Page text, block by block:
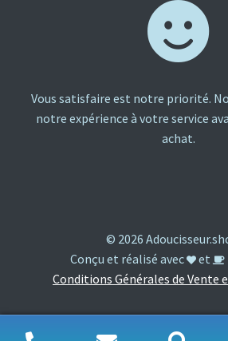
Vous satisfaire est notre priorité.
notre expérience à votre service
achat.
© 2026
Conçu et réalisé avec
et
Conditions Générales de Vente